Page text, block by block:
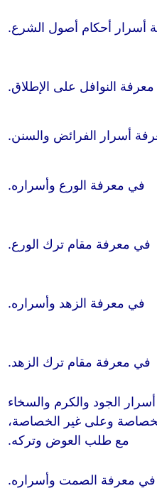
أسرار أحكام أصول الشرع.
النوافل على الإطلاق.
أسرار الفرائض والسنن.
في معرفة الورع وأسراره.
في معرفة مقام ترك الورع.
في معرفة الزهد وأسراره.
في معرفة مقام ترك الزهد.
الجود والكرم والسخاء
وعلى غير الخصاصة،
مع طلب العوض وتركه.
في معرفة الصمت وأسراره.